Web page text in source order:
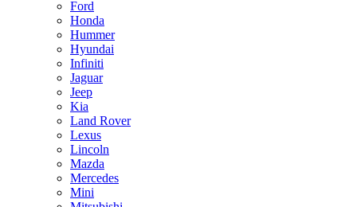
Ford
Honda
Hummer
Hyundai
Infiniti
Jaguar
Jeep
Kia
Land Rover
Lexus
Lincoln
Mazda
Mercedes
Mini